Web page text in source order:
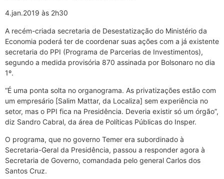
4.jan.2019 às 2h30
A recém-criada secretaria de Desestatização do Ministério da
Economia poderá ter de coordenar suas ações com a já existente
secretaria do PPI (Programa de Parcerias de Investimentos),
segundo a medida provisória 870 assinada por Bolsonaro no dia
1º.
“É uma ponta solta no organograma. As privatizações estão com
um empresário [Salim Mattar, da Localiza] sem experiência no
setor, mas o PPI fica na Presidência. Deveria existir só um órgão”,
diz Sandro Cabral, da área de Políticas Públicas do Insper.
O programa, que no governo Temer era subordinado à
Secretaria-Geral da Presidência, passou a responder agora à
Secretaria de Governo, comandada pelo general Carlos dos
Santos Cruz.